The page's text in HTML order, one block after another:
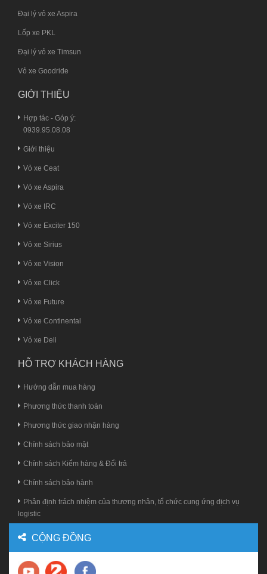
Đại lý vỏ xe Aspira
Lốp xe PKL
Đại lý vỏ xe Timsun
Vỏ xe Goodride
GIỚI THIỆU
Hợp tác - Góp ý:
0939.95.08.08
Giới thiệu
Vỏ xe Ceat
Vỏ xe Aspira
Vỏ xe IRC
Vỏ xe Exciter 150
Vỏ xe Sirius
Vỏ xe Vision
Vỏ xe Click
Vỏ xe Future
Vỏ xe Continental
Vỏ xe Deli
HỖ TRỢ KHÁCH HÀNG
Hướng dẫn mua hàng
Phương thức thanh toán
Phương thức giao nhận hàng
Chính sách bảo mật
Chính sách Kiểm hàng & Đổi trả
Chính sách bảo hành
Phân định trách nhiệm của thương nhân, tổ chức cung ứng dịch vụ
logistic
CỘNG ĐỒNG